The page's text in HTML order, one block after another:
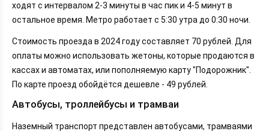
ходят с интервалом 2-3 минуты в час пик и 4-5 минут в
остальное время. Метро работает с 5:30 утра до 0:30 ночи.
Стоимость проезда в 2024 году составляет 70 рублей. Для
оплаты можно использовать жетоны, которые продаются в
кассах и автоматах, или пополняемую карту "Подорожник".
По карте проезд обойдётся дешевле - 49 рублей.
Автобусы, троллейбусы и трамваи
Наземный транспорт представлен автобусами, трамваями